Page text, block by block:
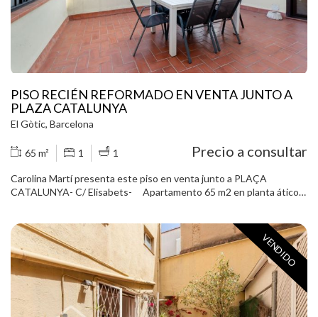
PISO RECIÉN REFORMADO EN VENTA JUNTO A
PLAZA CATALUNYA
El Gòtic, Barcelona
65 m² 1 1 Precio a consultar
Carolina Martí presenta este piso en venta junto a PLAÇA
CATALUNYA- C/ Elisabets- Apartamento 65 m2 en planta ático
cocina integrada, baño completo. Totalmente exterior, tranquilo y
muy soleado. Las características del ático son de suelo de parquet,
aire acondicionado con bomba de calor, ventanas aluminio y techos
altos. El edificio ha sido rehabilitado hace pocos años, y es una finca
con muy pocos vecinos. Al lado del Museo MACBA, calle Tallers,
hotel Camper, transportes públicos, todo tipo de comercios cerca.
Llame y agende una visita.
VENDIDO